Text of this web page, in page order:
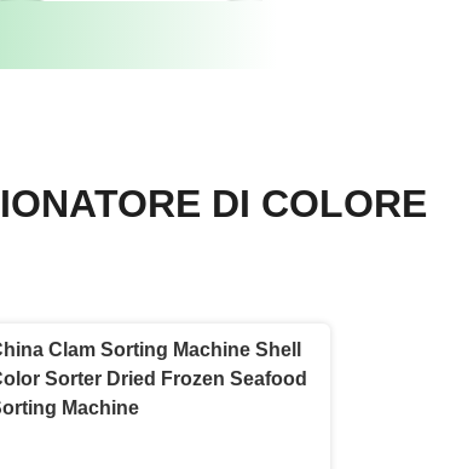
DI COLORE
Clam Sorting Machine Shell
Sorter Dried Frozen Seafood
Sorting Machine